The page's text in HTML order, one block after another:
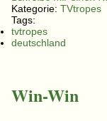
Kategorie: TVtropes
Tags:
tvtropes
deutschland
Win-Win